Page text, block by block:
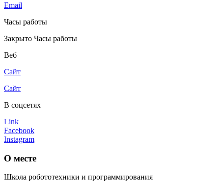
Email
Часы работы
Закрыто Часы работы
Веб
Сайт
Сайт
В соцсетях
Link
Facebook
Instagram
О месте
Школа робототехники и программирования